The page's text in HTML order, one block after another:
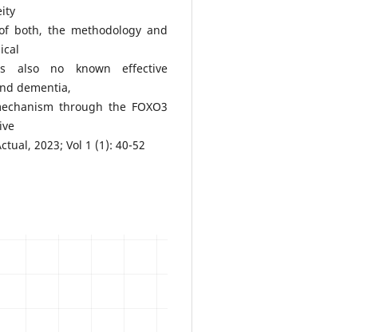
both, the methodology and
also no known effective
dementia,
through the FOXO3
2023; Vol 1 (1): 40-52